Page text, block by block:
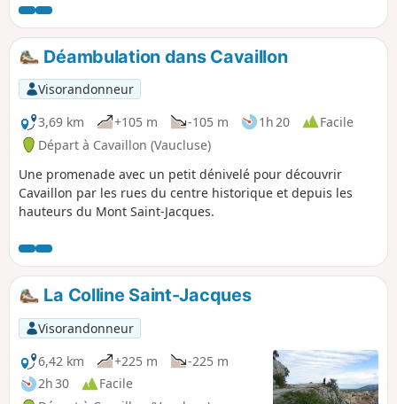
présentes mais aussi de profiter de la limpidité de ces eaux
fréquentée par les canards colvert, les cygnes et les ombles
communs. De nombreux aménagement permettent de
s'approcher de l'eau, voir même d'y tremper un orteil...
Déambulation dans Cavaillon
Visorandonneur
3,69 km
+105 m -105 m 1h 20
Facile
Départ à Cavaillon (Vaucluse)
Une promenade avec un petit dénivelé pour découvrir
Cavaillon par les rues du centre historique et depuis les
hauteurs du Mont Saint-Jacques.
La Colline Saint-Jacques
Visorandonneur
6,42 km
+225 m
-225 m
2h 30
Facile